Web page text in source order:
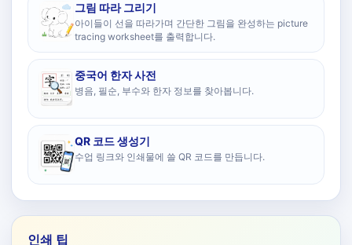
그림 따라 그리기
아이들이 선을 따라가며 간단한 그림을 완성하는 picture
tracing worksheet를 출력합니다.
중국어 한자 사전
병음, 필순, 부수와 한자 정보를 찾아봅니다.
QR 코드 생성기
수업 링크와 인쇄물에 쓸 QR 코드를 만듭니다.
인쇄 팁